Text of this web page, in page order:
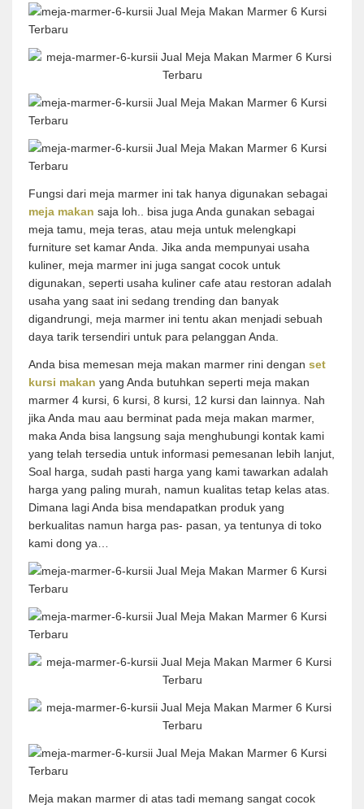
Fungsi dari meja marmer ini tak hanya digunakan sebagai
meja makan saja loh.. bisa juga Anda gunakan sebagai
meja tamu, meja teras, atau meja untuk melengkapi
furniture set kamar Anda. Jika anda mempunyai usaha
kuliner, meja marmer ini juga sangat cocok untuk
digunakan, seperti usaha kuliner cafe atau restoran adalah
usaha yang saat ini sedang trending dan banyak
digandrungi, meja marmer ini tentu akan menjadi sebuah
daya tarik tersendiri untuk para pelanggan Anda.
Anda bisa memesan meja makan marmer rini dengan set
kursi makan yang Anda butuhkan seperti meja makan
marmer 4 kursi, 6 kursi, 8 kursi, 12 kursi dan lainnya. Nah
jika Anda mau aau berminat pada meja makan marmer,
maka Anda bisa langsung saja menghubungi kontak kami
yang telah tersedia untuk informasi pemesanan lebih lanjut,
Soal harga, sudah pasti harga yang kami tawarkan adalah
harga yang paling murah, namun kualitas tetap kelas atas.
Dimana lagi Anda bisa mendapatkan produk yang
berkualitas namun harga pas- pasan, ya tentunya di toko
kami dong ya…
Meja makan marmer di atas tadi memang sangat cocok